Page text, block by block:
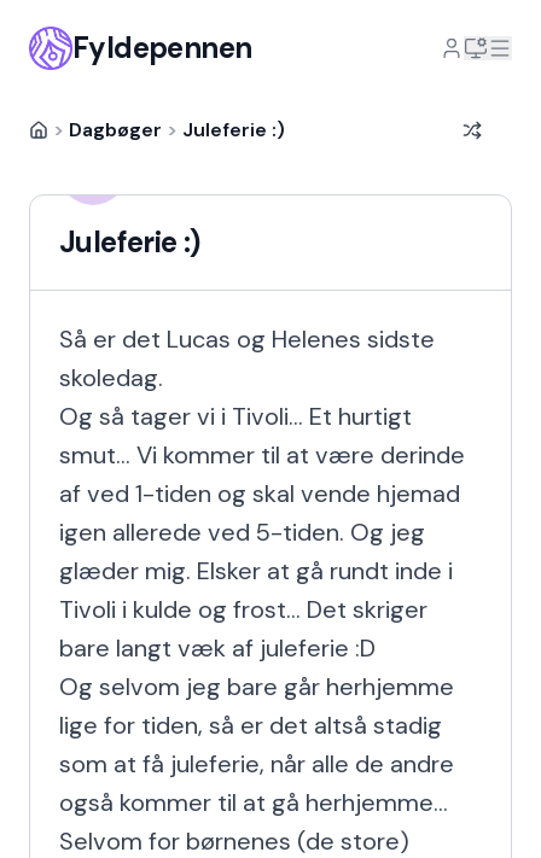
Fyldepennen
> Dagbøger > Juleferie :)
Juleferie :)
Så er det Lucas og Helenes sidste
skoledag.
Og så tager vi i Tivoli... Et hurtigt
smut... Vi kommer til at være derinde
af ved 1-tiden og skal vende hjemad
igen allerede ved 5-tiden. Og jeg
glæder mig. Elsker at gå rundt inde i
Tivoli i kulde og frost... Det skriger
bare langt væk af juleferie :D
Og selvom jeg bare går herhjemme
lige for tiden, så er det altså stadig
som at få juleferie, når alle de andre
også kommer til at gå herhjemme...
Selvom for børnenes (de store)